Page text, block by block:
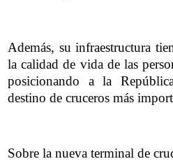
Además, su infraestructura
la calidad de vida de las
posicionando a la
destino de cruceros más
Sobre la nueva terminal de